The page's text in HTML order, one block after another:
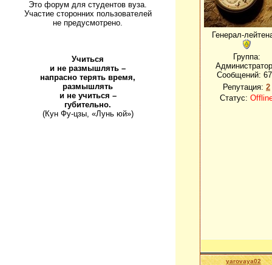
Это форум для студентов вуза.
Участие сторонних пользователей
не предусмотрено.
Учиться
и не размышлять –
напрасно терять время,
размышлять
и не учиться –
губительно.
(Кун Фу-цзы, «Лунь юй»)
Генерал-
Группа:
Сообщений:
Репутация: 2
Статус:
yarovaya02